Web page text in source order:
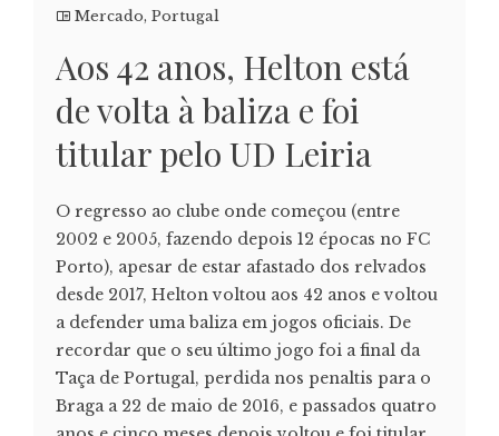
Mercado, Portugal
Aos 42 anos, Helton está
de volta à baliza e foi
titular pelo UD Leiria
O regresso ao clube onde começou (entre
2002 e 2005, fazendo depois 12 épocas no FC
Porto), apesar de estar afastado dos relvados
desde 2017, Helton voltou aos 42 anos e voltou
a defender uma baliza em jogos oficiais. De
recordar que o seu último jogo foi a final da
Taça de Portugal, perdida nos penaltis para o
Braga a 22 de maio de 2016, e passados quatro